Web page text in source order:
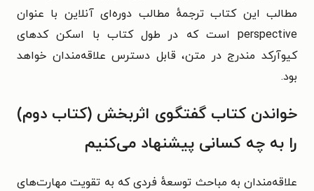
مطالب این کتاب ترجمهٔ مطالب دوره‌ای آنلاین با‌ عنوان
perspective است که در طول کتاب با اسکن کدهای
کیوآرکد مندرج در متن، قابل دسترس علاقه‌مندان خواهد
بود.
خواندن کتاب گفتگوی اثربخش (کتاب دوم)
را به چه کسانی پیشنهاد می‌کنیم
علاقه‌مندان به مباحث توسعهٔ فردی که به تقویت مهارت‌‌های